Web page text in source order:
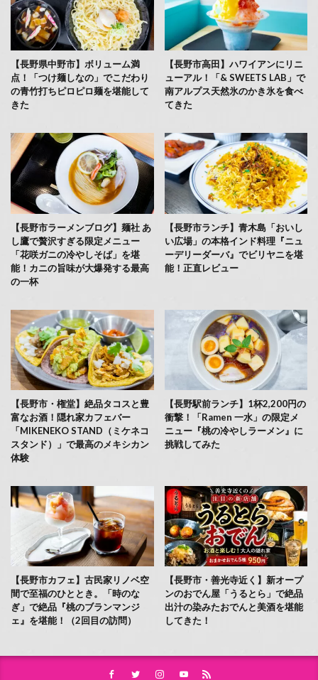
【長野県中野市】ボリューム満
点！「つけ麺しなの」でこだわり
の青竹打ちピロピロ麺を堪能して
きた
【長野市高田】ハワイアンにリニ
ューアル！「& SWEETS LAB」で
南アルプス天然氷のかき氷を食べ
てきた
【長野市ラーメンブログ】麺社 あ
し鷹で贅沢すぎる限定メニュー
「花咲ガニの冷やしそば」を堪
能！カニの旨味が大爆発する最高
の一杯
【長野市ランチ】青木島「おいし
い広場」の本格インド料理『ニュ
ーデリーダーバ』でビリヤニを堪
能！正直レビュー
【長野市・権堂】絶品タコスと豊
富なお酒！隠れ家カフェバー
「MIKENEKO STAND（ミケネコ
スタンド）」で最高のメキシカン
体験
【長野駅前ランチ】1杯2,200円の
衝撃！「Ramen 一水」の限定メ
ニュー『桃の冷やしラーメン』に
挑戦してみた
【長野市カフェ】古民家リノベ空
間で至福のひととき。「時のな
ぎ」で絶品『桃のブランマンジ
ェ』を堪能！（2回目の訪問）
【長野市・善光寺近く】新オープ
ンのおでん屋「うるとら」で絶品
出汁の染みたおでんと美酒を堪能
してきた！